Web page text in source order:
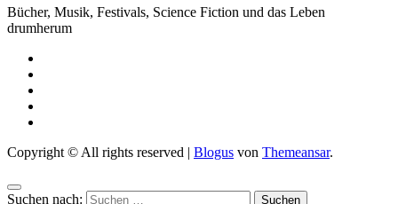
Bücher, Musik, Festivals, Science Fiction und das Leben
drumherum
Copyright © All rights reserved | Blogus von Themeansar.
Suchen nach: